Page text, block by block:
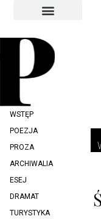
WSTĘP
POEZJA
PROZA
ARCHIWALIA
ESEJ
DRAMAT
TURYSTYKA